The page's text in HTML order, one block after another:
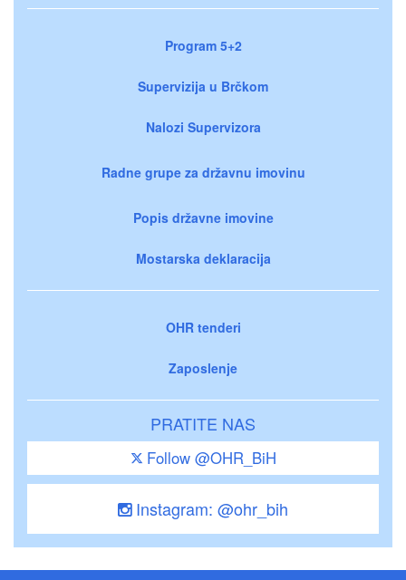
Program 5+2
Supervizija u Brčkom
Nalozi Supervizora
Radne grupe za državnu imovinu
Popis državne imovine
Mostarska deklaracija
OHR tenderi
Zaposlenje
PRATITE NAS
Follow @OHR_BiH
Instagram: @ohr_bih